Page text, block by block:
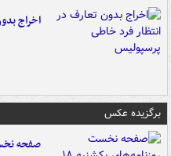
اخراج
برگزیده عکس
صفحه نخست